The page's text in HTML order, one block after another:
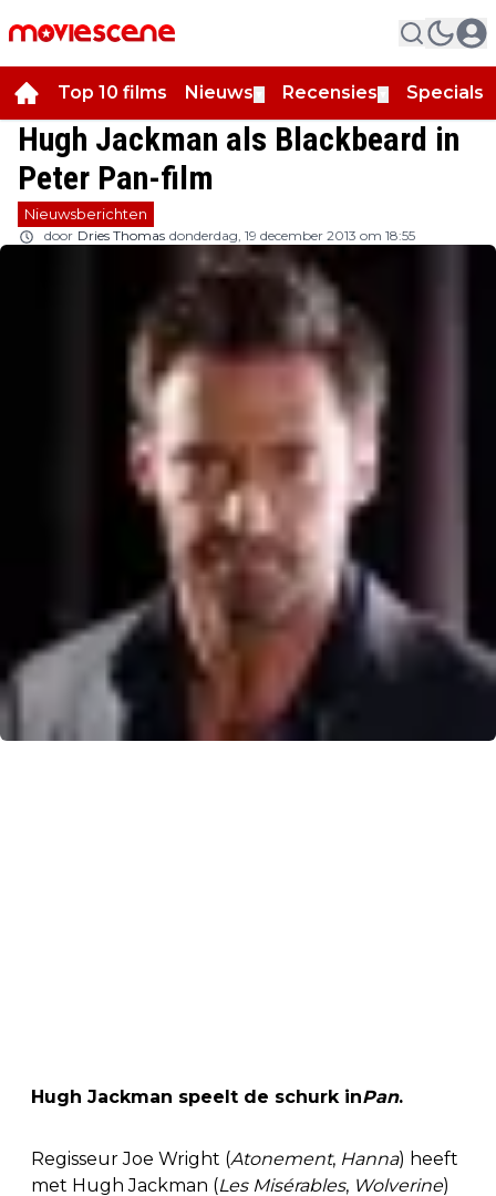
Top 10 films Nieuws Recensies Specials
Hugh Jackman als Blackbeard in
Peter Pan-film
Nieuwsberichten
door Dries Thomas donderdag, 19 december 2013 om 18:55
Hugh Jackman speelt de schurk inPan.
Regisseur Joe Wright (Atonement, Hanna) heeft
met Hugh Jackman (Les Misérables, Wolverine)